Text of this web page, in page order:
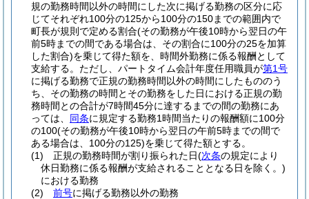
規の勤務時間以外の時間にした次に掲げる勤務の区分に応
じてそれぞれ100分の125から100分の150までの範囲内で
町長が規則で定める割合(その勤務が午後10時から翌日の午
前5時までの間である場合は、その割合に100分の25を加算
した割合)を乗じて得た額を、時間外勤務に係る報酬として
支給する。 ただし、パートタイム会計年度任用職員が第1号
に掲げる勤務で正規の勤務時間以外の時間にしたもののう
ち、その勤務の時間とその勤務をした日における正規の勤
務時間との合計が7時間45分に達するまでの間の勤務にあ
っては、 同条に規定する勤務1時間当たりの報酬額に100分
の100(その勤務が午後10時から翌日の午前5時までの間で
ある場合は、100分の125)を乗じて得た額とする。
(1)
正規の勤務時間が割り振られた日(次条の規定により
休日勤務に係る報酬が支給されることとなる日を除く。)
における勤務
(2)
前号に掲げる勤務以外の勤務